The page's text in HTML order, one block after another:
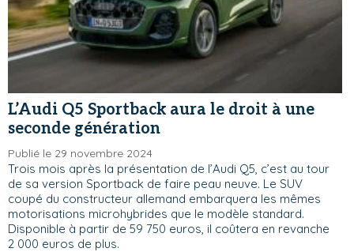
L’Audi Q5 Sportback aura le droit à une
seconde génération
Publié le 29 novembre 2024
Trois mois après la présentation de l’Audi Q5, c’est au tour
de sa version Sportback de faire peau neuve. Le SUV
coupé du constructeur allemand embarquera les mêmes
motorisations microhybrides que le modèle standard.
Disponible à partir de 59 750 euros, il coûtera en revanche
2 000 euros de plus.